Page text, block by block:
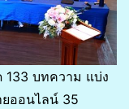
133 บทความ แบ่ง
ออนไลน์ 35